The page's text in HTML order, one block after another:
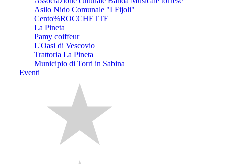
Asilo Nido Comunale "I Fijoli"
Cento%ROCCHETTE
La Pineta
Pamy coiffeur
L'Oasi di Vescovio
Trattoria La Pineta
Municipio di Torri in Sabina
Eventi